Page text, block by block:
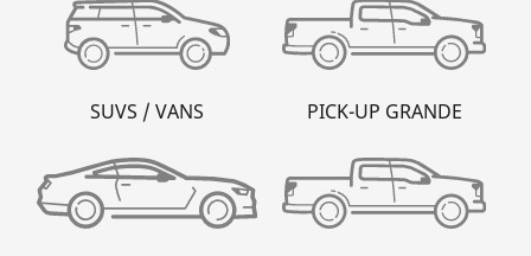
SUVS / VANS PICK-UP GRANDE